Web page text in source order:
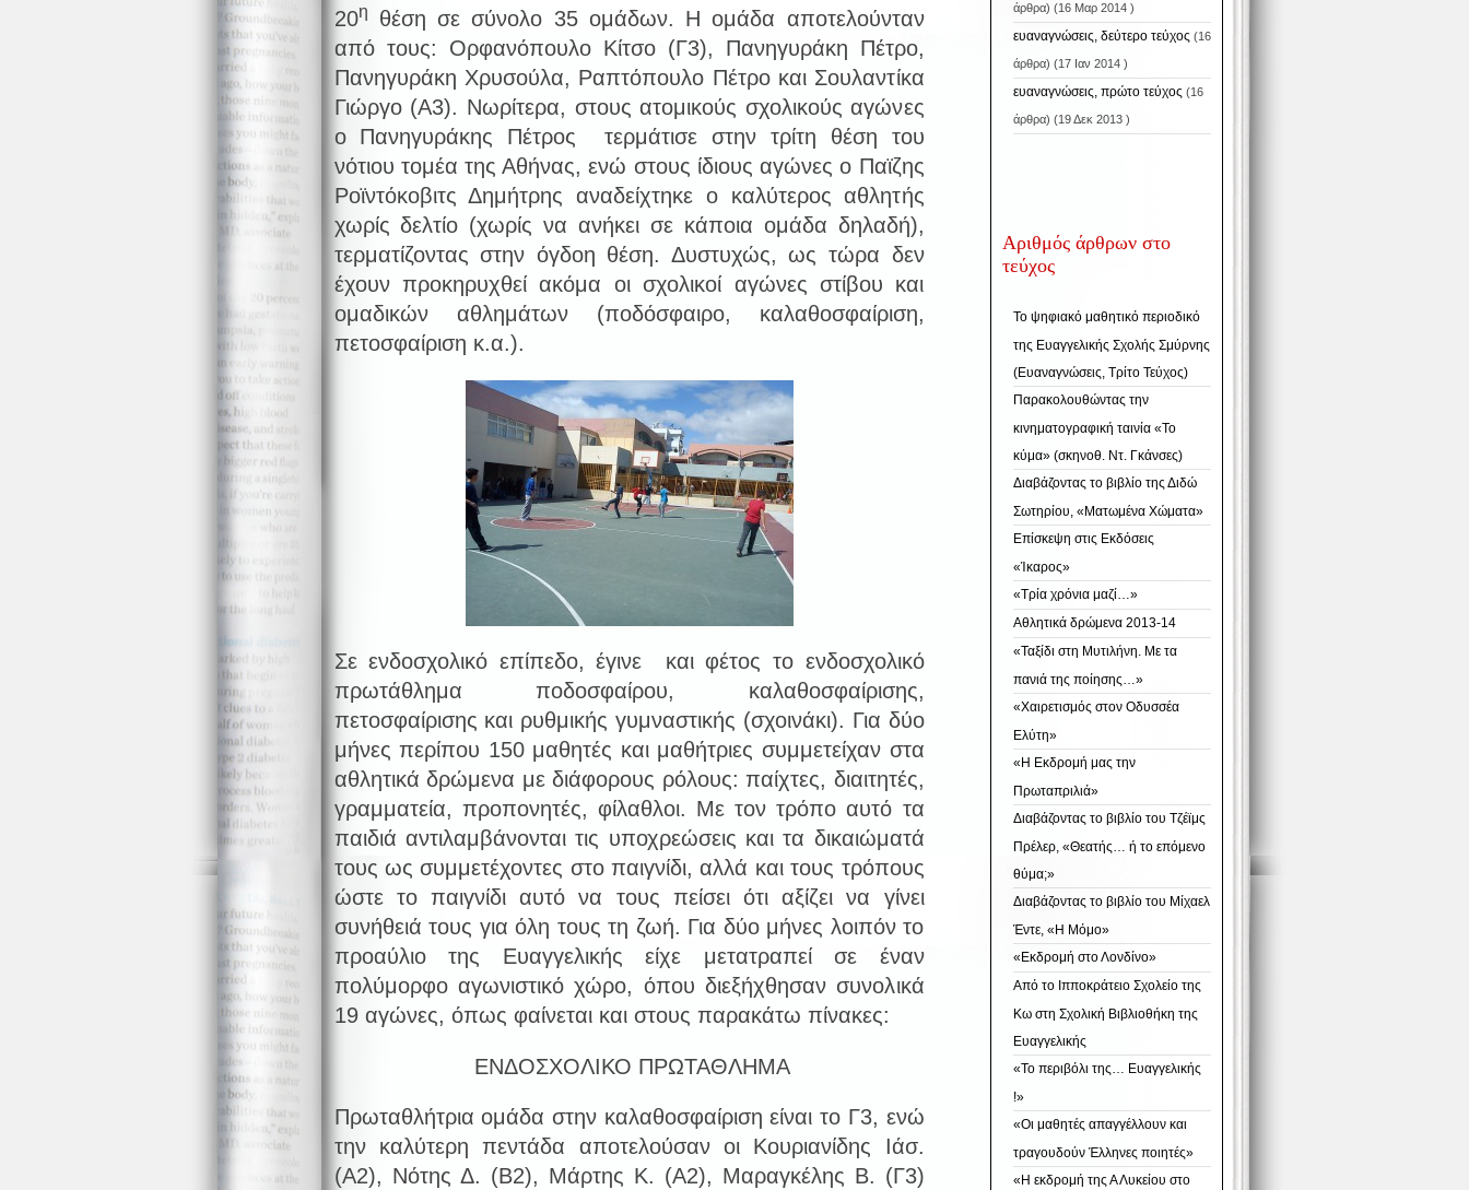
20η
θέση σε σύνολο 35 ομάδων. Η ομάδα αποτελούνταν
από τους: Ορφανόπουλο Κίτσο (Γ3), Πανηγυράκη Πέτρο,
Πανηγυράκη Χρυσούλα, Ραπτόπουλο Πέτρο και Σουλαντίκα
Γιώργο (Α3). Νωρίτερα, στους ατομικούς σχολικούς αγώνες
ο Πανηγυράκης Πέτρος τερμάτισε στην τρίτη θέση του
νότιου τομέα της Αθήνας, ενώ στους ίδιους αγώνες ο Παϊζης
Ροϊντόκοβιτς Δημήτρης αναδείχτηκε ο καλύτερος αθλητής
χωρίς δελτίο (χωρίς να ανήκει σε κάποια ομάδα δηλαδή),
τερματίζοντας στην όγδοη θέση. Δυστυχώς, ως τώρα δεν
έχουν προκηρυχθεί ακόμα οι σχολικοί αγώνες στίβου και
ομαδικών αθλημάτων (ποδόσφαιρο, καλαθοσφαίριση,
πετοσφαίριση κ.α.).
Σε ενδοσχολικό επίπεδο, έγινε και φέτος το ενδοσχολικό
πρωτάθλημα ποδοσφαίρου, καλαθοσφαίρισης,
πετοσφαίρισης και ρυθμικής γυμναστικής (σχοινάκι). Για δύο
μήνες περίπου 150 μαθητές και μαθήτριες συμμετείχαν στα
αθλητικά δρώμενα με διάφορους ρόλους: παίχτες, διαιτητές,
γραμματεία, προπονητές, φίλαθλοι. Με τον τρόπο αυτό τα
παιδιά αντιλαμβάνονται τις υποχρεώσεις και τα δικαιώματά
τους ως συμμετέχοντες στο παιγνίδι, αλλά και τους τρόπους
ώστε το παιγνίδι αυτό να τους πείσει ότι αξίζει να γίνει
συνήθειά τους για όλη τους τη ζωή. Για δύο μήνες λοιπόν το
προαύλιο της Ευαγγελικής είχε μετατραπεί σε έναν
πολύμορφο αγωνιστικό χώρο, όπου διεξήχθησαν συνολικά
19 αγώνες, όπως φαίνεται και στους παρακάτω πίνακες:
ΕΝΔΟΣΧΟΛΙΚΟ ΠΡΩΤΑΘΛΗΜΑ
Πρωταθλήτρια ομάδα στην καλαθοσφαίριση είναι το Γ3, ενώ
την καλύτερη πεντάδα αποτελούσαν οι Κουριανίδης Ιάσ.
(Α2), Νότης Δ. (Β2), Μάρτης Κ. (Α2), Μαραγκέλης Β. (Γ3)
άρθρα) (16 Μαρ 2014 )
ευαναγνώσεις, δεύτερο τεύχος (16
άρθρα) (17 Ιαν 2014 )
ευαναγνώσεις, πρώτο τεύχος (16
άρθρα) (19 Δεκ 2013 )
Αριθμός άρθρων στο
τεύχος
Το ψηφιακό μαθητικό περιοδικό
της Ευαγγελικής Σχολής Σμύρνης
(Ευαναγνώσεις, Τρίτο Τεύχος)
Παρακολουθώντας την
κινηματογραφική ταινία «Το
κύμα» (σκηνοθ. Ντ. Γκάνσες)
Διαβάζοντας το βιβλίο της Διδώ
Σωτηρίου, «Ματωμένα Χώματα»
Επίσκεψη στις Εκδόσεις
«Ίκαρος»
«Τρία χρόνια μαζί…»
Αθλητικά δρώμενα 2013-14
«Ταξίδι στη Μυτιλήνη. Με τα
πανιά της ποίησης…»
«Χαιρετισμός στον Οδυσσέα
Ελύτη»
«Η Εκδρομή μας την
Πρωταπριλιά»
Διαβάζοντας το βιβλίο του Τζέϊμς
Πρέλερ, «Θεατής… ή το επόμενο
θύμα;»
Διαβάζοντας το βιβλίο του Μίχαελ
Έντε, «Η Μόμο»
«Εκδρομή στο Λονδίνο»
Από το Ιπποκράτειο Σχολείο της
Κω στη Σχολική Βιβλιοθήκη της
Ευαγγελικής
«Το περιβόλι της… Ευαγγελικής
!»
«Οι μαθητές απαγγέλλουν και
τραγουδούν Έλληνες ποιητές»
«Η εκδρομή της Α Λυκείου στο